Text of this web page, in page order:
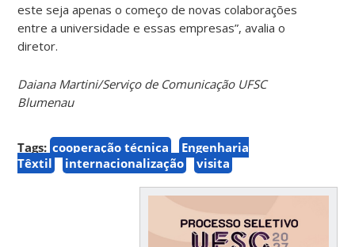
este seja apenas o começo de novas colaborações
entre a universidade e essas empresas”, avalia o
diretor.
Daiana Martini/Serviço de Comunicação UFSC
Blumenau
Tags: cooperação técnica
Engenharia
Têxtil
internacionalização visita